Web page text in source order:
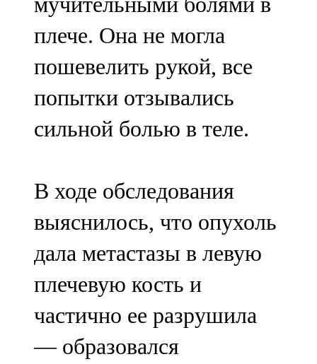
плече. Она не могла
пошевелить рукой, все
попытки отзывались
сильной болью в теле.
В ходе обследования
выяснилось, что опухоль
дала метастазы в левую
плечевую кость и
частично ее разрушила
— образовался